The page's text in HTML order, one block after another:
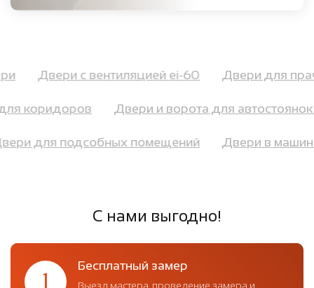
Двери с вентиляцией ei-60 Двери для
коридоров Двери и ворота для автостоянок
Двери для подсобных помещений Двери в
С нами выгодно!
1
Бесплатный замер
Выезд мастера, проведение замера и